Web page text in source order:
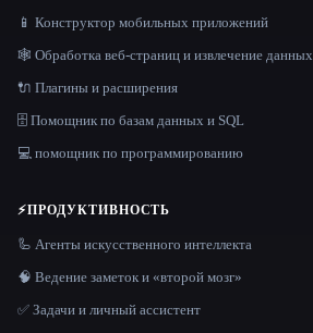
📱 Конструктор мобильных приложений
🕸️ Обработка веб-страниц и извлечение данных
🔌 Плагины и расширения
🗄️ Помощник по базам данных и SQL
💻 помощник по программированию
⚡ПРОДУКТИВНОСТЬ
🦾 Агенты искусственного интеллекта
🧠 Ведение заметок и «второй мозг»
✅ Задачи и личный ассистент